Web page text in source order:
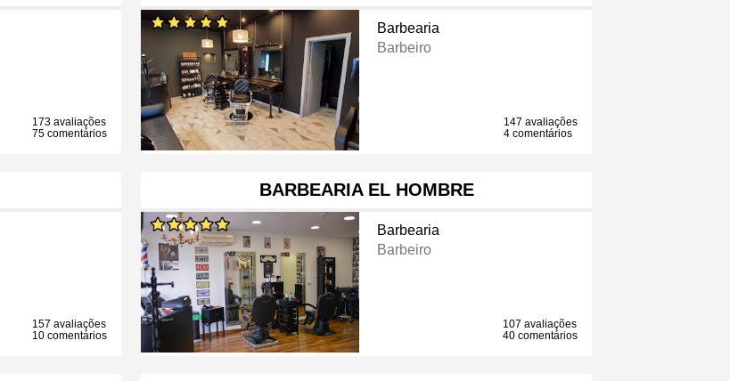
173 avaliações
75 comentários
Barbearia
Barbeiro
147 avaliações
4 comentários
157 avaliações
10 comentários
BARBEARIA EL HOMBRE
Barbearia
Barbeiro
107 avaliações
40 comentários